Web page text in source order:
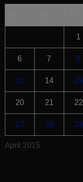
April 2015
1
6 7 8
13 14 15
20 21 22
27 28 29